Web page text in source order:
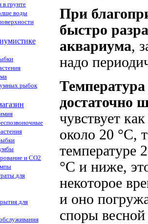
грунте
воды
рыбок
и CO2
для
для
При
быстро
аквариума,
надо
достаточно
чувствует
около 20 °С,
температуре
°С и ниже,
некоторое
и оно
споры